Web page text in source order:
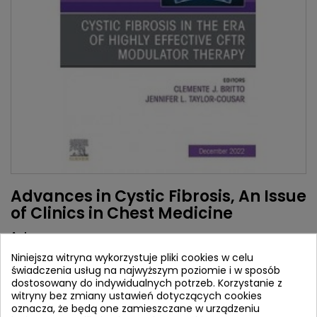
Advances in Cystic Fibrosis, An Issue
of Clinics in Chest Medicine
Autorzy:
Clemente J. Britto
Jennifer L. Taylor-Cousar
Wydawca: Elsevier
ISBN:9780323849616
Niniejsza witryna wykorzystuje pliki cookies w celu
świadczenia usług na najwyższym poziomie i w sposób
dostosowany do indywidualnych potrzeb. Korzystanie z
witryny bez zmiany ustawień dotyczących cookies
oznacza, że będą one zamieszczane w urządzeniu